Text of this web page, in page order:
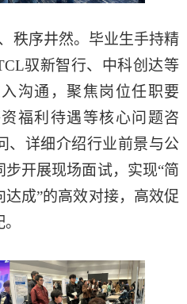
秩序井然。毕业生手持精
驭新智行、中科创达等
沟通，聚焦岗位任职要
福利待遇等核心问题咨
、详细介绍行业前景与公
开展现场面试，实现“简
成”的高效对接，高效促